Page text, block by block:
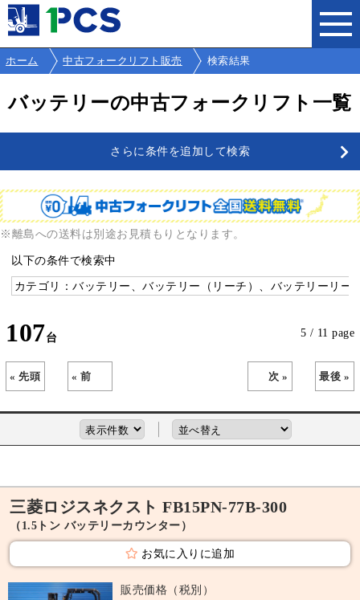
ホーム 中古フォークリフト販売 検索結果
バッテリーの中古フォークリフト一覧
さらに条件を追加して検索
※離島への送料は別途お見積もりとなります。
以下の条件で検索中
カテゴリ：バッテリー、バッテリー（リーチ）、バッテリーリー
107 5 / 11 page
« 先頭 « 前 次 » 最後 »
三菱ロジスネクスト FB15PN-77B-300
（1.5トン バッテリーカウンター）
お気に入りに追加
販売価格（税別）